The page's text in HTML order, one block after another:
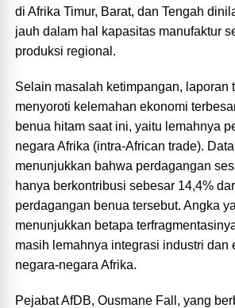
di Afrika Timur, Barat, dan Tengah
jauh dalam hal kapasitas manufaktur
produksi regional.
Selain masalah ketimpangan, laporan
menyoroti kelemahan ekonomi
benua hitam saat ini, yaitu lemahnya
negara Afrika (intra-African trade).
menunjukkan bahwa perdagangan
hanya berkontribusi sebesar 14,4%
perdagangan benua tersebut. Angka
menunjukkan betapa
masih lemahnya integrasi industri dan
negara-negara Afrika.
Pejabat AfDB, Ousmane Fall, yang